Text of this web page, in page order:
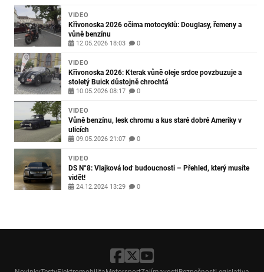
VIDEO
Křivonoska 2026 očima motocyklů: Douglasy, řemeny a
vůně benzínu
12.05.2026 18:03 0
VIDEO
Křivonoska 2026: Kterak vůně oleje srdce povzbuzuje a
stoletý Buick důstojně chrochtá
10.05.2026 08:17 0
VIDEO
Vůně benzínu, lesk chromu a kus staré dobré Ameriky v
ulicích
09.05.2026 21:07 0
VIDEO
DS N°8: Vlajková loď budoucnosti – Přehled, který musíte
vidět!
24.12.2024 13:29 0